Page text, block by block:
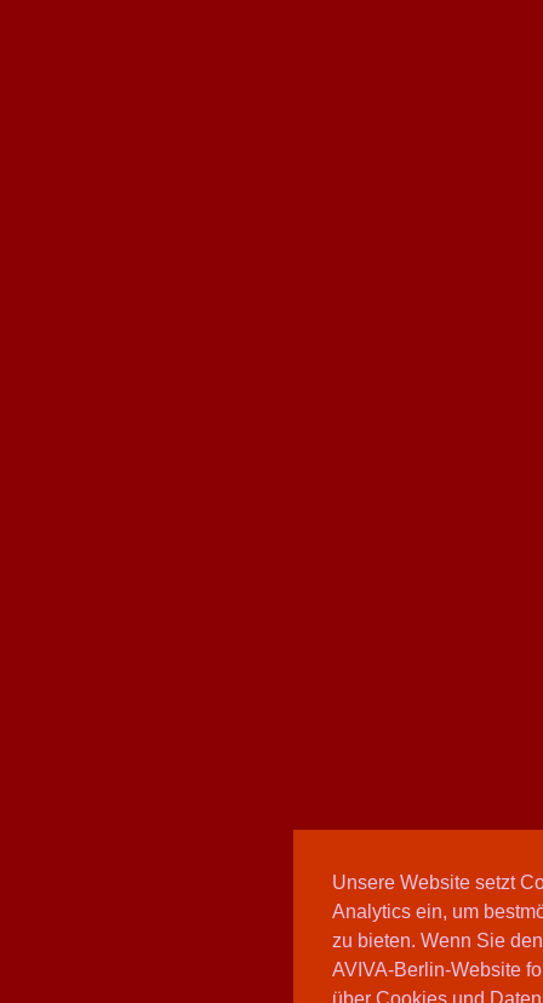
Unsere Website setzt
Analytics ein, um
zu bieten. Wenn Sie
AVIVA-Berlin-Website